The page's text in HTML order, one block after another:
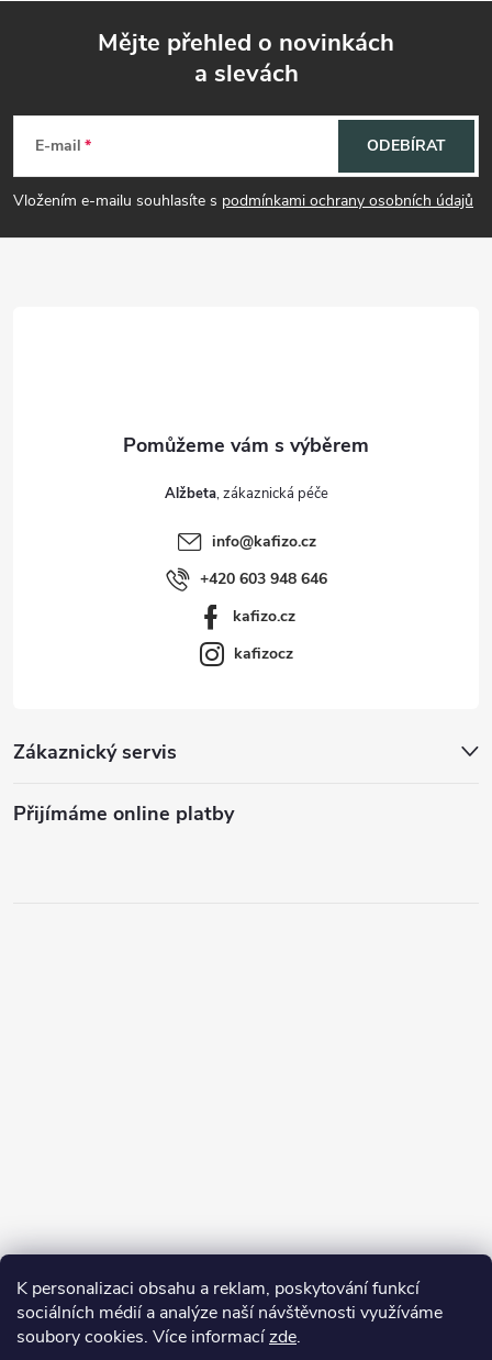
K personalizaci obsahu a reklam, poskytování funkcí
sociálních médií a analýze naší návštěvnosti využíváme
soubory cookies. Více informacízde.
p
a
Mějte přehled o novinkách
a slevách
E-mail
Vložením e-mailu souhlasíte s podmínkami ochrany osobních údajů
ODEBÍRAT
Zákaznický servis
Přijímáme online platby
Alžbeta
info@kafizo.cz
+420 603 948 646
kafizo.cz
kafizocz